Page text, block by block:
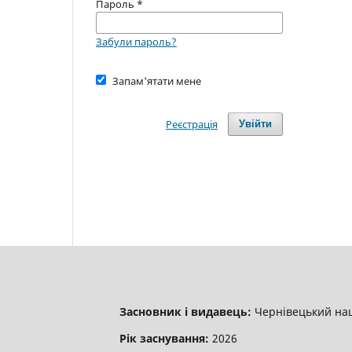
Пароль *
Забули пароль?
Запам'ятати мене
Увійти
Реєстрація
Засновник і видавець: Чернівецький
Рік заснування: 2026